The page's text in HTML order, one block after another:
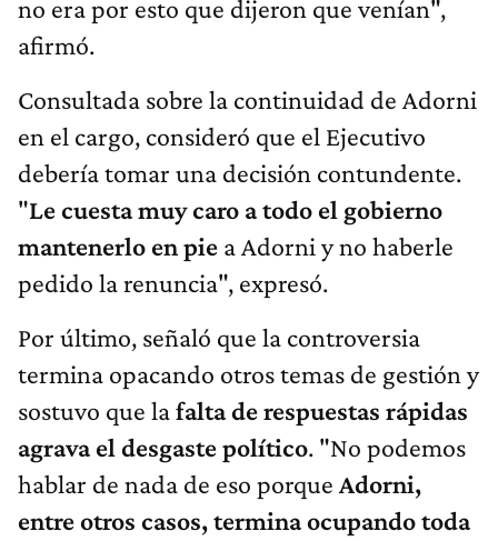
no era por esto que dijeron que venían",
afirmó.
Consultada sobre la continuidad de Adorni
en el cargo, consideró que el Ejecutivo
debería tomar una decisión contundente.
"Le cuesta muy caro a todo el gobierno
mantenerlo en pie a Adorni y no haberle
pedido la renuncia", expresó.
Por último, señaló que la controversia
termina opacando otros temas de gestión y
sostuvo que lafalta de respuestas rápidas
agrava el desgaste político. "No podemos
hablar de nada de eso porque Adorni,
entre otros casos, termina ocupando toda